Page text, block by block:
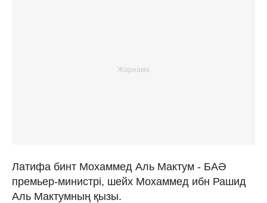
Латифа бинт Мохаммед Аль Мактум - БАӘ
премьер-министрі, шейх Мохаммед ибн Рашид
Аль Мактумның қызы.